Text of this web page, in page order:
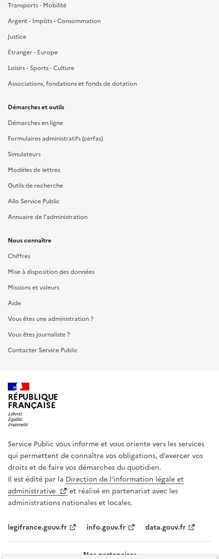
Transports - Mobilité
Argent - Impôts - Consommation
Justice
Étranger - Europe
Loisirs - Sports - Culture
Associations, fondations et fonds de dotation
Démarches et outils
Démarches en ligne
Formulaires administratifs (cerfas)
Simulateurs
Modèles de lettres
Outils de recherche
Allo Service Public
Annuaire de l'administration
Nous connaître
Chiffres
Mise à disposition des données
Missions et valeurs
Aide
Vous êtes une administration ?
Vous êtes journaliste ?
Contacter Service Public
RÉPUBLIQUE
FRANÇAISE
Service Public vous informe et vous oriente vers les services
qui permettent de connaître vos obligations, d’exercer vos
droits et de faire vos démarches du quotidien.
Il est édité par la Direction de l’information légale et
administrative
et réalisé en partenariat avec les
administrations nationales et locales.
legifrance.gouv.fr info.gouv.fr data.gouv.fr
Nos partenaires